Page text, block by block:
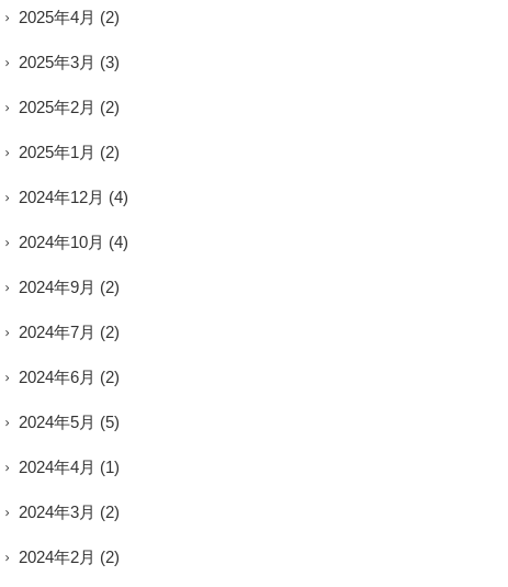
2025年4月 (2)
2025年3月 (3)
2025年2月 (2)
2025年1月 (2)
2024年12月 (4)
2024年10月 (4)
2024年9月 (2)
2024年7月 (2)
2024年6月 (2)
2024年5月 (5)
2024年4月 (1)
2024年3月 (2)
2024年2月 (2)